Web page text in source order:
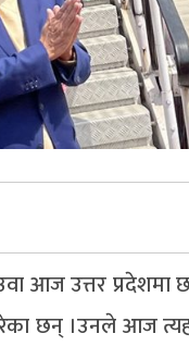
आज उत्तर
छन् ।उनले आज